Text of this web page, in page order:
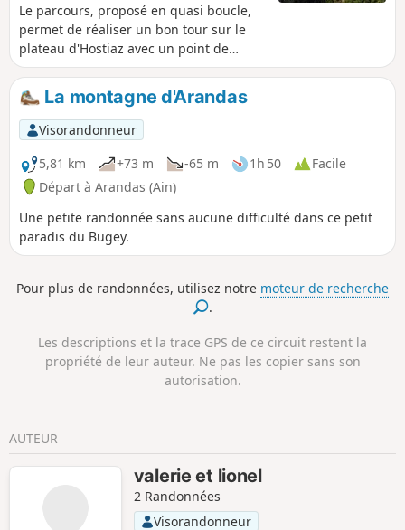
Le parcours, proposé en quasi boucle,
permet de réaliser un bon tour sur le
plateau d'Hostiaz avec un point de
départ en fond de vallée à Tenay. De
très jolies prairies (surtout au
printemps) et de nombreux points de
vue sur la vallée de l'Albarine et de la
Cluse des Hôpitaux sont les points forts
de la randonnée.
La montagne d'Arandas
Visorandonneur
5,81 km
+73 m -65 m 1h 50
Facile
Départ à Arandas (Ain)
Une petite randonnée sans aucune difficulté dans ce petit
paradis du Bugey.
Pour plus de randonnées, utilisez notre moteur de recherche
.
Les descriptions et la trace GPS de ce circuit restent la
propriété de leur auteur. Ne pas les copier sans son
autorisation.
AUTEUR
valerie et lionel
2 Randonnées
Visorandonneur